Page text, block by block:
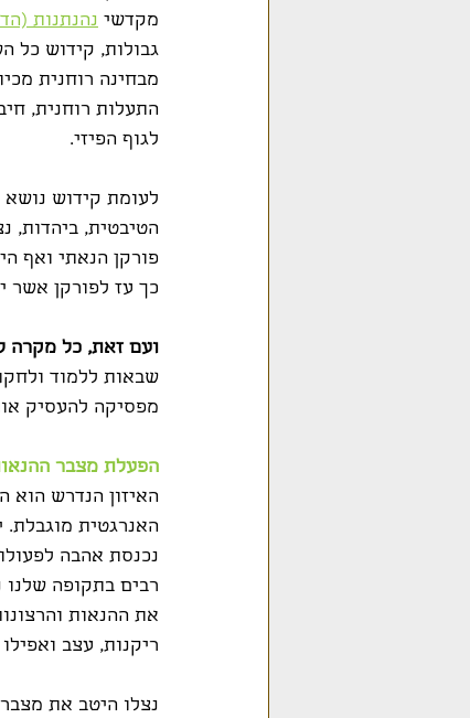
מקדשי נהנתנות
גבולות, קידוש כל
מבחינה רוחנית
התעלות רוחנית,
לגוף הפיזי.
לעומת קידוש נושא
הטיבטית, ביהדות,
פורקן הנאתי ואף
כך עז לפורקן אשר
ועם זאת, כל מקרה
שבאות ללמוד
מפסיקה להעסיק
הפעלת מצבר
האיזון הנדרש
האנרגטית
נכנסת אהבה
רבים בתקופה שלנו
את ההנאות
ריקנות, עצב
נצלו היטב את